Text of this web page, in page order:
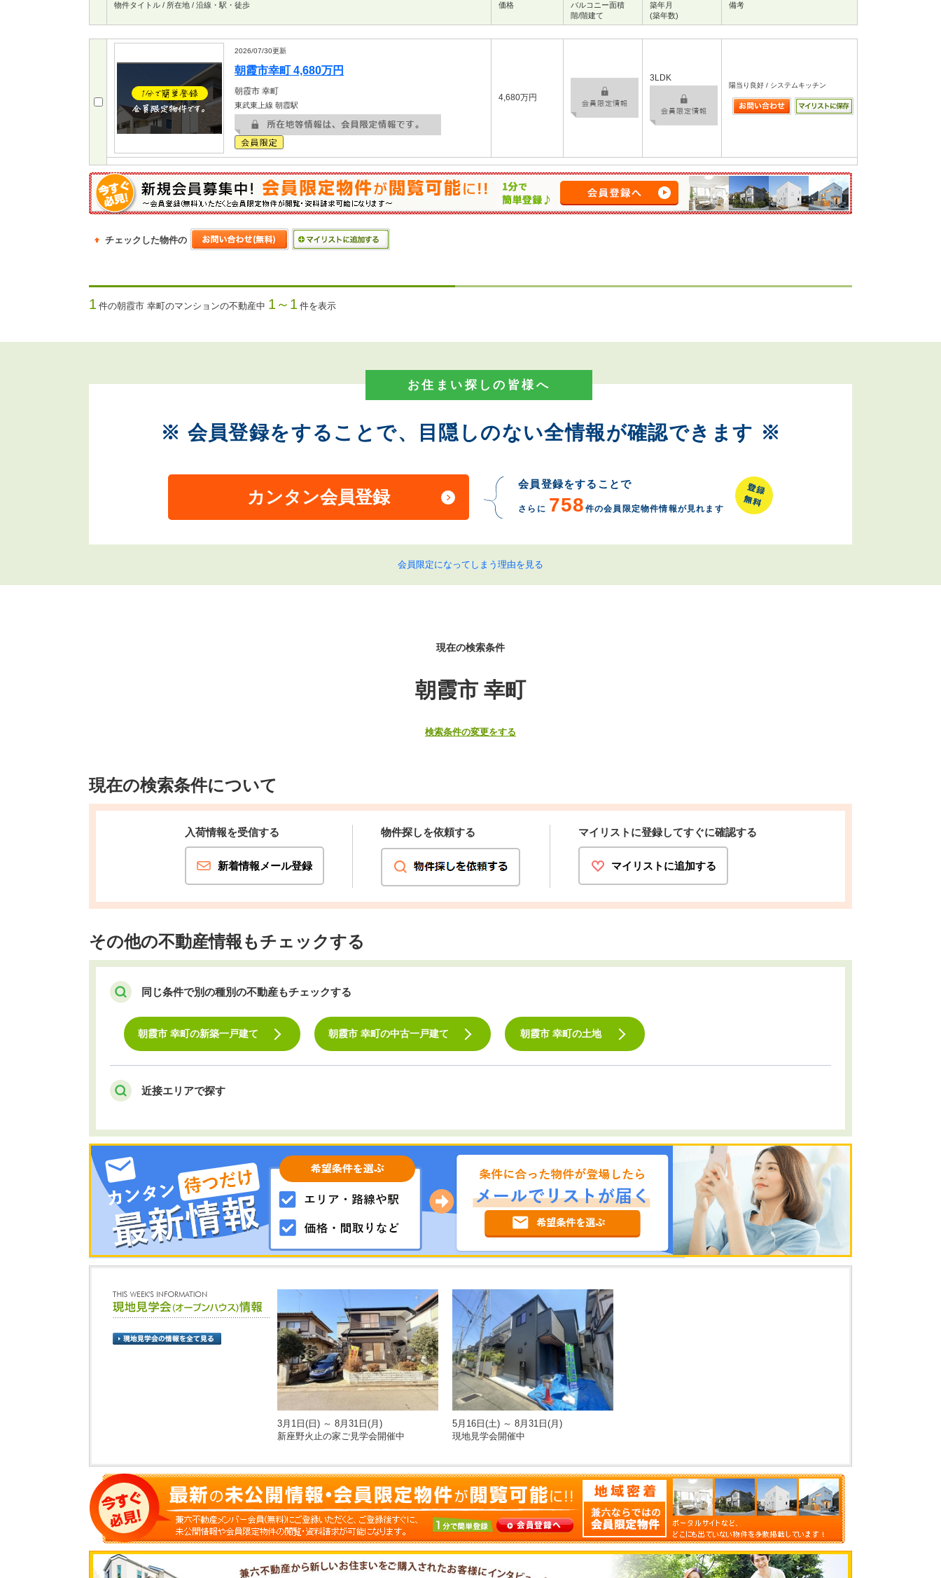
物件タイトル / 所在地 / 沿線・駅・徒歩 価格
バルコニー面積
階/階建て
築年月
(築年数)
備考
2026/07/30更新
朝霞市幸町 4,680万円
朝霞市 幸町
東武東上線 朝霞駅
4,680万円
3LDK
陽当り良好 / システムキッチン
チェックした物件の
1 件の朝霞市 幸町のマンションの不動産中 1～1 件を表示
お住まい探しの皆様へ
※ 会員登録をすることで、目隠しのない全情報が確認できます ※
カンタン会員登録
会員登録をすることで
さらに 758 件の会員限定物件情報が見れます
会員限定になってしまう理由を見る
現在の検索条件
朝霞市 幸町
検索条件の変更をする
現在の検索条件について
入荷情報を受信する
新着情報メール登録
物件探しを依頼する マイリストに登録してすぐに確認する
マイリストに追加する
その他の不動産情報もチェックする
同じ条件で別の種別の不動産もチェックする
朝霞市 幸町の新築一戸建て 朝霞市 幸町の中古一戸建て 朝霞市 幸町の土地
近接エリアで探す
3月1日(日) ～ 8月31日(月)
新座野火止の家ご見学会開催中
5月16日(土) ～ 8月31日(月)
現地見学会開催中